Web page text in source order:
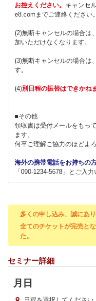
お控えください。 キャンセ
e8.comまでご連絡ください。
(2)無断キャンセルの場合は
加いただけなくなります。
(3)無断キャンセルの場合は
す。
(4)別日程の振替はできかね
■その他
領収書は受付メールをもっ
ます。
何卒ご理解ご協力のほどよ
海外の携帯電話をお持ちの
「090-1234-5678」とご入
多くの申し込み、誠にあ
全てのチケットが完売と
た。
セミナー詳細
月 日